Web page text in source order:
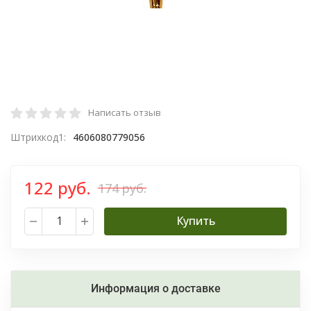
Написать отзыв
Штрихкод1: 4606080779056
122 руб. 174 руб.
Купить
Информация о доставке